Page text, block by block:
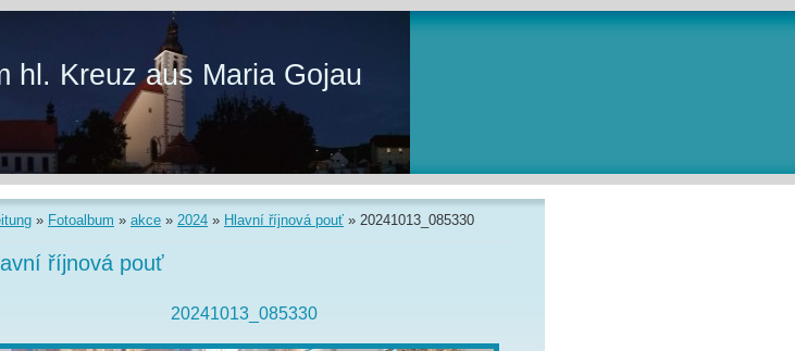
hl. Kreuz aus Maria Gojau
» Fotoalbum » akce » 2024 » Hlavní říjnová pouť » 20241013_085330
říjnová pouť
20241013_085330